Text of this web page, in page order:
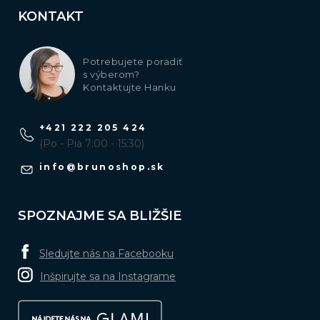
Darček pre priateľku k narodeninám
Darček pre priateľku
Vianočné darčeky pre ženy 5
KONTAKT
Potrebujete poradiť
s výberom?
Kontaktujte Hanku
info @ brunoshop.sk
+421 222 205 424
(Po - Pia 7:00 - 15:30)
SPOZNAJME SA BLIŽŠIE
Sledujte nás na Facebooku
Inšpirujte sa na Instagrame